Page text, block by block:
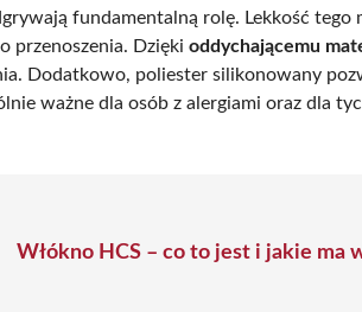
fundamentalną rolę. Lekkość tego
przenoszenia. Dzięki oddychającemu
Dodatkowo, poliester silikonowany
ważne dla osób z alergiami oraz dla
Włókno HCS – co to jest i jakie ma